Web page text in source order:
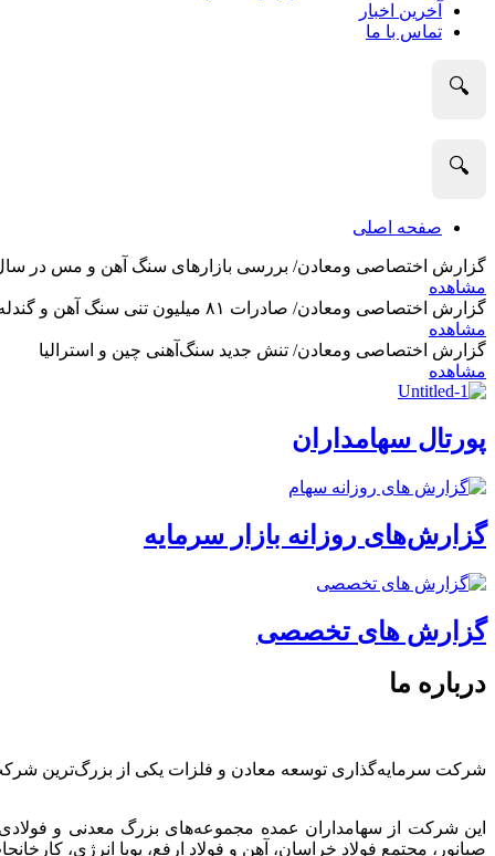
آخرین اخبار
تماس با ما
🔍
🔍
صفحه اصلی
گزارش اختصاصی ومعادن/ بررسی بازارهای سنگ آهن و مس در سال 2025 و نگاه تحلیلگران به
مشاهده
گزارش اختصاصی ومعادن/ صادرات ۸۱ میلیون تنی سنگ آهن و گندله استرالیا در ماه گذشته
مشاهده
گزارش اختصاصی ومعادن/ تنش جدید سنگ‌آهنی چین و استرالیا
مشاهده
پورتال سهامداران
گزارش‌های روزانه بازار سرمایه
گزارش های تخصصی
درباره ما
شرکت سرمایه‌گذاری توسعه معادن و فلزات یکی از بزرگ‌ترین
این شرکت از سهامداران عمده مجموعه‌های بزرگ معدنی و
صبانور، مجتمع فولاد خراسان، آهن و فولاد ارفع، پویا انرژی،